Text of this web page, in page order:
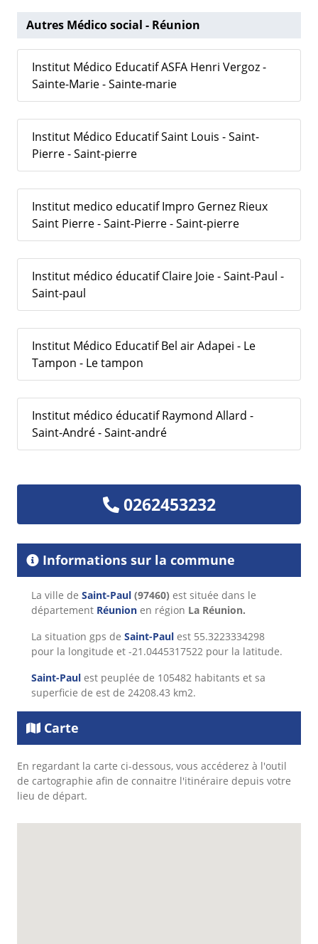
Autres Médico social - Réunion
Institut Médico Educatif ASFA Henri Vergoz -
Sainte-Marie - Sainte-marie
Institut Médico Educatif Saint Louis - Saint-
Pierre - Saint-pierre
Institut medico educatif Impro Gernez Rieux
Saint Pierre - Saint-Pierre - Saint-pierre
Institut médico éducatif Claire Joie - Saint-Paul -
Saint-paul
Institut Médico Educatif Bel air Adapei - Le
Tampon - Le tampon
Institut médico éducatif Raymond Allard -
Saint-André - Saint-andré
0262453232
Informations sur la commune
La ville de Saint-Paul (97460) est située dans le
département Réunion en région La Réunion.
La situation gps de Saint-Paul est 55.3223334298
pour la longitude et -21.0445317522 pour la latitude.
Saint-Paul est peuplée de 105482 habitants et sa
superficie de est de 24208.43 km2.
Carte
En regardant la carte ci-dessous, vous accéderez à l'outil
de cartographie afin de connaitre l'itinéraire depuis votre
lieu de départ.